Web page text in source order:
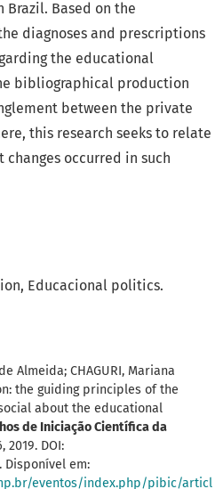
Educacional politics.
Almeida; CHAGURI, Mariana
the guiding principles of the
about the educational
de Iniciação Científica da
2019. DOI:
. Disponível em:
eventos/index.php/pibic/articl
Brazil. Based on the
diagnoses and prescriptions
the educational
bibliographical production
between the private
this research seeks to relate
occurred in such